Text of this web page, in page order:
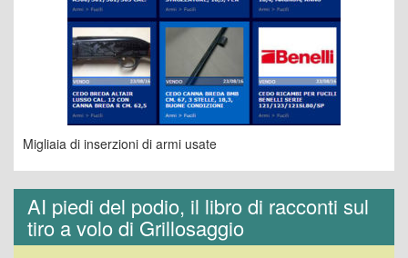
Migliaia di inserzioni di armi usate
AI piedi del podio, il libro di racconti sul
tiro a volo di Grillosaggio